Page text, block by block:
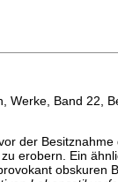
Werke, Band 22,
der Besitznahme
erobern. Ein
obskuren